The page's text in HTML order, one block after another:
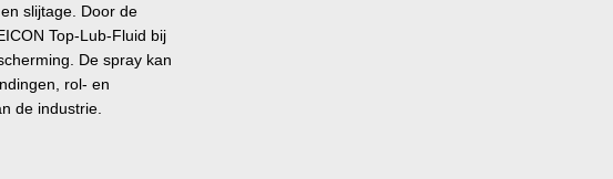
slijtage. Door de
Top-Lub-Fluid bij
De spray kan
rol- en
de industrie.